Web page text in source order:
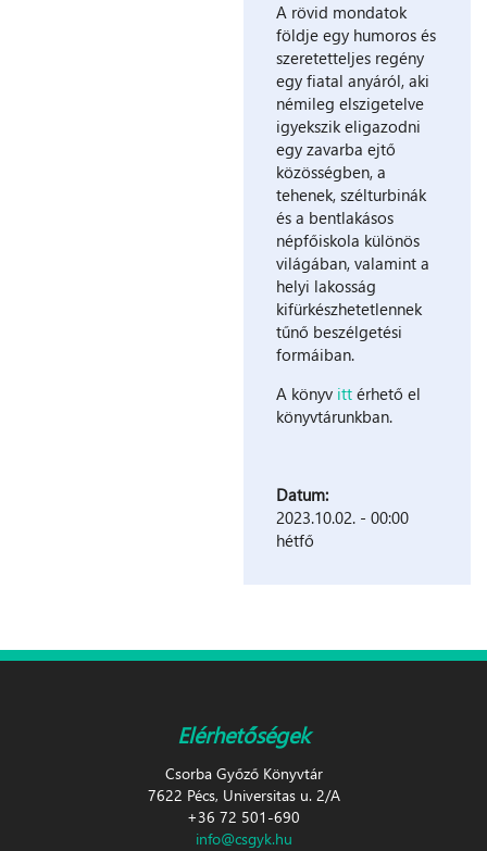
A rövid mondatok
földje egy humoros és
szeretetteljes regény
egy fiatal anyáról, aki
némileg elszigetelve
igyekszik eligazodni
egy zavarba ejtő
közösségben, a
tehenek, szélturbinák
és a bentlakásos
népfőiskola különös
világában, valamint a
helyi lakosság
kifürkészhetetlennek
tűnő beszélgetési
formáiban.
A könyv itt érhető el
könyvtárunkban.
Datum:
2023.10.02. - 00:00
hétfő
Elérhetőségek
Csorba Győző Könyvtár
7622 Pécs, Universitas u. 2/A
+36 72 501-690
info@csgyk.hu